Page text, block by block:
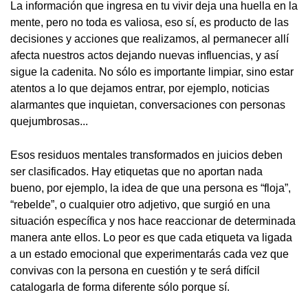
La información que ingresa en tu vivir deja una huella en la
mente, pero no toda es valiosa, eso sí, es producto de las
decisiones y acciones que realizamos, al permanecer allí
afecta nuestros actos dejando nuevas influencias, y así
sigue la cadenita. No sólo es importante limpiar, sino estar
atentos a lo que dejamos entrar, por ejemplo, noticias
alarmantes que inquietan, conversaciones con personas
quejumbrosas...
Esos residuos mentales transformados en juicios deben
ser clasificados. Hay etiquetas que no aportan nada
bueno, por ejemplo, la idea de que una persona es “floja”,
“rebelde”, o cualquier otro adjetivo, que surgió en una
situación específica y nos hace reaccionar de determinada
manera ante ellos. Lo peor es que cada etiqueta va ligada
a un estado emocional que experimentarás cada vez que
convivas con la persona en cuestión y te será difícil
catalogarla de forma diferente sólo porque sí.